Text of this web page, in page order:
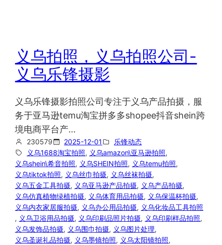
义乌拍照，义乌拍照公司-
义乌乐锋摄影
义乌乐锋摄影拍照公司专注于义乌产品拍摄，服
务于亚马逊temu淘宝拼多多shopee抖音shein跨
境电商平台产…
230579 2025-12-01
乐锋动态
义乌1688淘宝拍照, 义乌amazon\亚马逊拍照,
义乌shein\希音拍照, 义乌SHEIN拍照, 义乌temu拍照,
义乌tiktok拍照, 义乌丝巾拍摄, 义乌丝袜拍摄,
义乌五金工具拍摄, 义乌亚马逊产品拍摄, 义乌产品拍摄,
义乌仿真植物绿植拍摄, 义乌体育用品拍摄, 义乌保温杯拍摄,
义乌内衣家居服拍摄, 义乌办公用品拍摄, 义乌化妆品工具拍照
, 义乌卫浴用品拍摄, 义乌印刷品照片拍摄, 义乌印刷样品拍照,
义乌发饰品拍摄, 义乌围巾拍摄, 义乌图片处理,
义乌圣诞礼品拍摄, 义乌墨镜拍照, 义乌太阳镜拍照,